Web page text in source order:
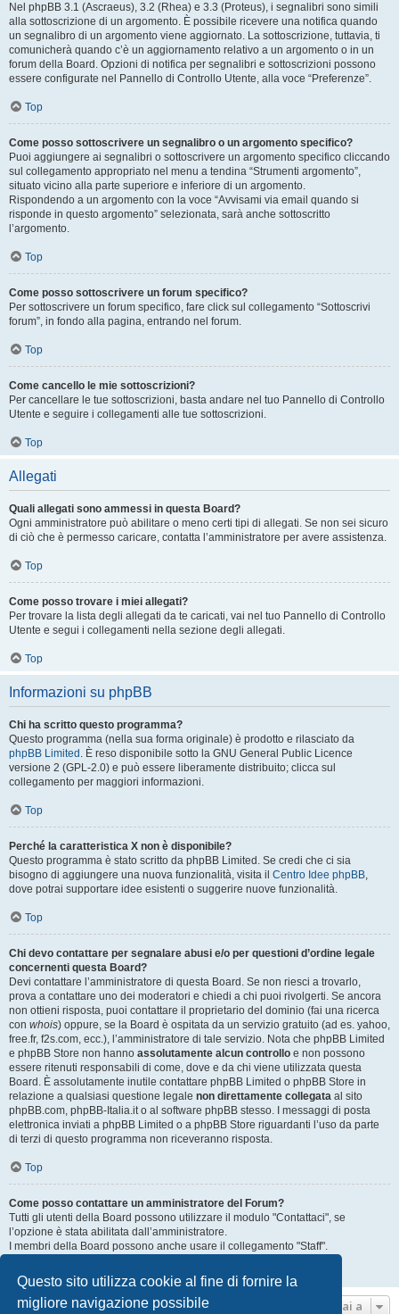
Questo sito utilizza cookie al fine di fornire la
migliore navigazione possibile
Nel phpBB 3.1 (Ascraeus), 3.2 (Rhea) e 3.3 (Proteus), i segnalibri sono simili
alla sottoscrizione di un argomento. È possibile ricevere una notifica quando
un segnalibro di un argomento viene aggiornato. La sottoscrizione, tuttavia, ti
comunicherà quando c’è un aggiornamento relativo a un argomento o in un
forum della Board. Opzioni di notifica per segnalibri e sottoscrizioni possono
essere configurate nel Pannello di Controllo Utente, alla voce “Preferenze”.
Top
Come posso sottoscrivere un segnalibro o un argomento specifico?
Puoi aggiungere ai segnalibri o sottoscrivere un argomento specifico cliccando
sul collegamento appropriato nel menu a tendina “Strumenti argomento”,
situato vicino alla parte superiore e inferiore di un argomento.
Rispondendo a un argomento con la voce “Avvisami via email quando si
risponde in questo argomento” selezionata, sarà anche sottoscritto
l’argomento.
Top
Come posso sottoscrivere un forum specifico?
Per sottoscrivere un forum specifico, fare click sul collegamento “Sottoscrivi
forum”, in fondo alla pagina, entrando nel forum.
Top
Come cancello le mie sottoscrizioni?
Per cancellare le tue sottoscrizioni, basta andare nel tuo Pannello di Controllo
Utente e seguire i collegamenti alle tue sottoscrizioni.
Top
Allegati
Quali allegati sono ammessi in questa Board?
Ogni amministratore può abilitare o meno certi tipi di allegati. Se non sei sicuro
di ciò che è permesso caricare, contatta l’amministratore per avere assistenza.
Top
Come posso trovare i miei allegati?
Per trovare la lista degli allegati da te caricati, vai nel tuo Pannello di Controllo
Utente e segui i collegamenti nella sezione degli allegati.
Top
Informazioni su phpBB
Chi ha scritto questo programma?
Questo programma (nella sua forma originale) è prodotto e rilasciato da
phpBB Limited . È reso disponibile sotto la GNU General Public Licence
versione 2 (GPL-2.0) e può essere liberamente distribuito; clicca sul
collegamento per maggiori informazioni.
Top
Perché la caratteristica X non è disponibile?
Questo programma è stato scritto da phpBB Limited. Se credi che ci sia
bisogno di aggiungere una nuova funzionalità, visita il Centro Idee phpBB,
dove potrai supportare idee esistenti o suggerire nuove funzionalità.
Top
Chi devo contattare per segnalare abusi e/o per questioni d’ordine legale
concernenti questa Board?
Devi contattare l’amministratore di questa Board. Se non riesci a trovarlo,
prova a contattare uno dei moderatori e chiedi a chi puoi rivolgerti. Se ancora
non ottieni risposta, puoi contattare il proprietario del dominio (fai una ricerca
con whois) oppure, se la Board è ospitata da un servizio gratuito (ad es. yahoo,
free.fr, f2s.com, ecc.), l’amministratore di tale servizio. Nota che phpBB Limited
e phpBB Store non hanno assolutamente alcun controllo e non possono
essere ritenuti responsabili di come, dove e da chi viene utilizzata questa
Board. È assolutamente inutile contattare phpBB Limited o phpBB Store in
relazione a qualsiasi questione legale non direttamente collegata al sito
phpBB.com, phpBB-Italia.it o al software phpBB stesso. I messaggi di posta
elettronica inviati a phpBB Limited o a phpBB Store riguardanti l’uso da parte
di terzi di questo programma non riceveranno risposta.
Top
Come posso contattare un amministratore del Forum?
Tutti gli utenti della Board possono utilizzare il modulo "Contattaci", se
l’opzione è stata abilitata dall’amministratore.
I membri della Board possono anche usare il collegamento "Staff".
Top
Vai a